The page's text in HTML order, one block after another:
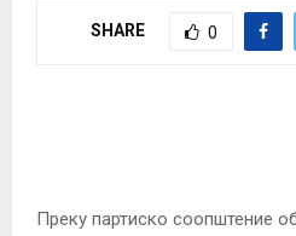
SHARE 0
Преку партиско соопштение